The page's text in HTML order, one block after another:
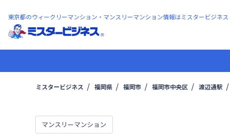
東京都のウィークリーマンション・マンスリーマンション情報はミスタービジネス
ミスタービジネス 福岡県 福岡市 福岡市中央区 渡辺通駅
マンスリーマンション